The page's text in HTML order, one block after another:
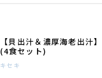
【貝出汁＆濃厚海老出汁
(4食セット)
キセキ